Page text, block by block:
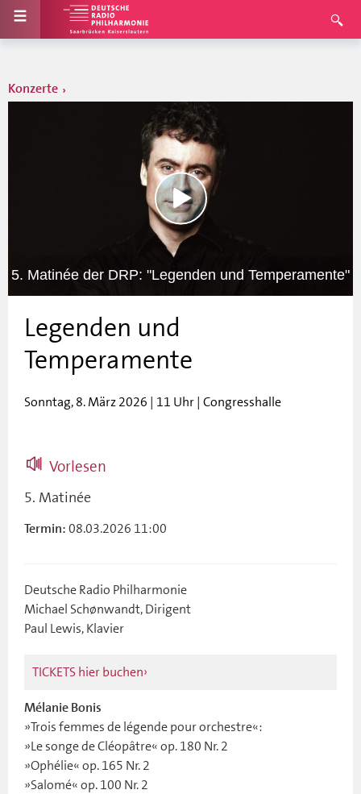
Konzerte
5. Matinée der DRP: "Legenden und Temperamente"
Legenden und
Temperamente
Sonntag, 8. März 2026 | 11 Uhr | Congresshalle
Vorlesen
5. Matinée
Termin: 08.03.2026 11:00
Deutsche Radio Philharmonie
Michael Schønwandt, Dirigent
Paul Lewis, Klavier
TICKETS hier buchen
Mélanie Bonis
»Trois femmes de légende pour orchestre«:
»Le songe de Cléopâtre« op. 180 Nr. 2
»Ophélie« op. 165 Nr. 2
»Salomé« op. 100 Nr. 2